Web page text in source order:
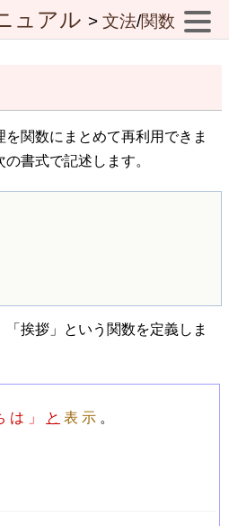
ュアル > 文法/関数
関数にまとめて再利用できま
書式で記述します。
挨拶」という関数を定義しま
は 」 と 表 示 。